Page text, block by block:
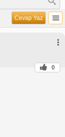
Cevap Yaz
0